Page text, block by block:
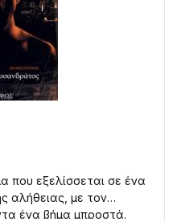
που εξελίσσεται σε ένα
αλήθειας, με τον
ένα βήμα μπροστά.